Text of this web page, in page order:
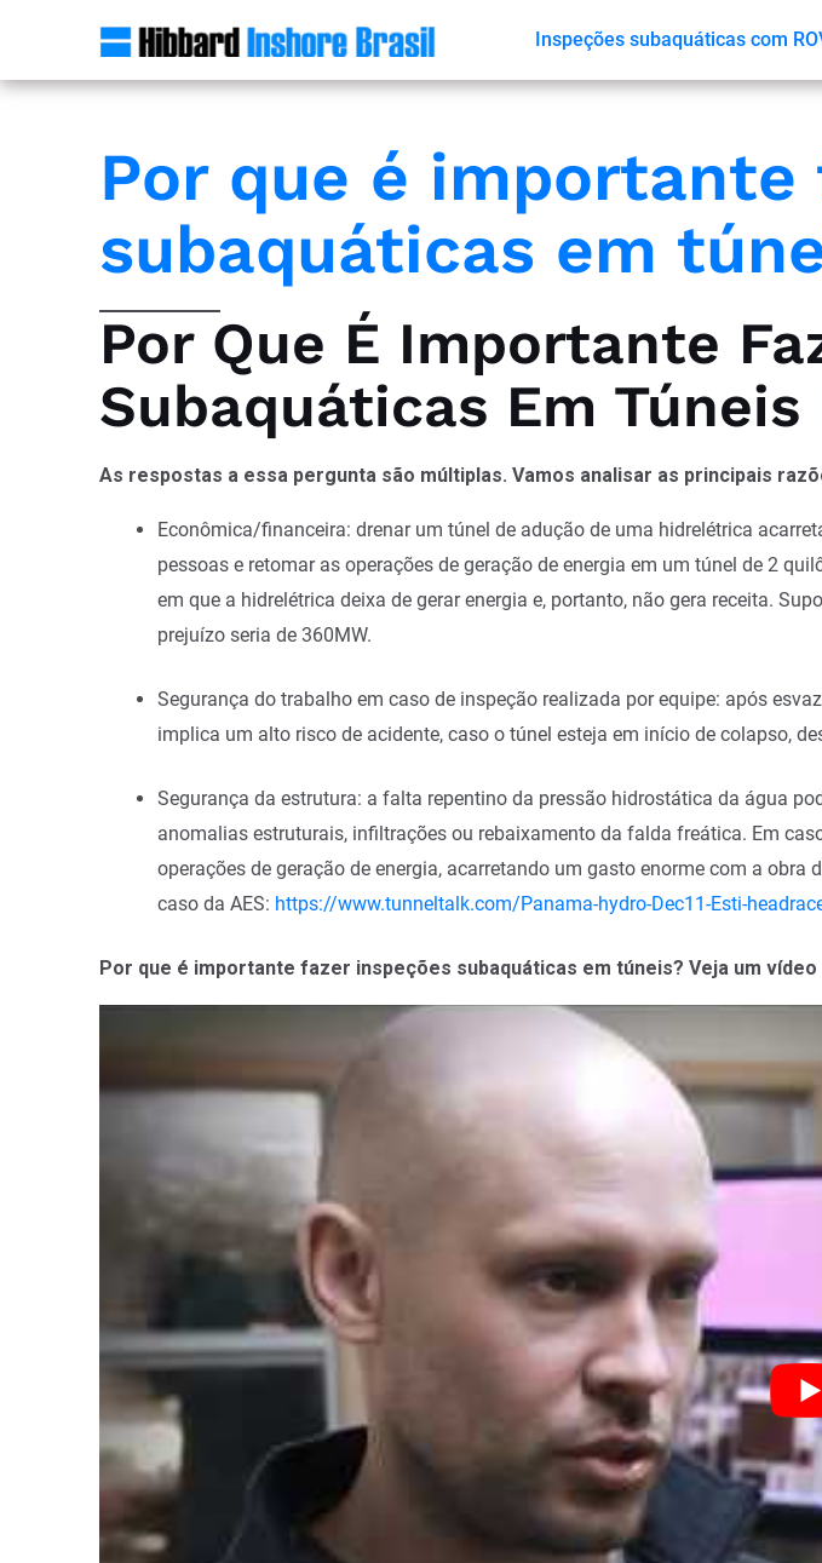
Inspeções subaquáticas com
Por que é importante
subaquáticas em
Por Que É Importante
Subaquáticas Em
As respostas a essa pergunta são múltiplas. Vamos analisar as principais
Econômica/financeira: drenar um túnel de adução de uma hidrelétrica
pessoas e retomar as operações de geração de energia em um túnel de 2
em que a hidrelétrica deixa de gerar energia e, portanto, não gera receita.
prejuízo seria de 360MW.
Segurança do trabalho em caso de inspeção realizada por equipe: após
implica um alto risco de acidente, caso o túnel esteja em início de colapso,
Segurança da estrutura: a falta repentino da pressão hidrostática da água
anomalias estruturais, infiltrações ou rebaixamento da falda freática. Em
operações de geração de energia, acarretando um gasto enorme com a
caso da AES: https://www.tunneltalk.com/Panama-hydro-Dec11-Esti-
Por que é importante fazer inspeções subaquáticas em túneis? Veja um